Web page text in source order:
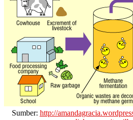
Sumber: http://